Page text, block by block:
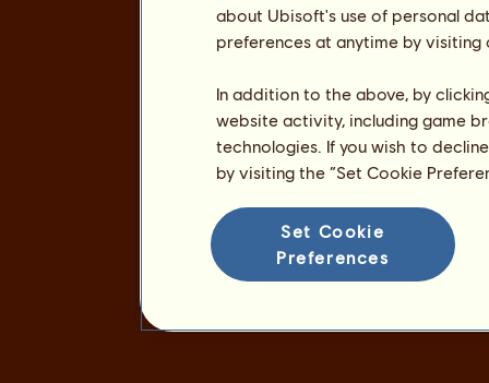
about Ubisoft's use of personal
preferences at anytime by
In addition to the above, by
website activity, including game
technologies. If you wish to
by visiting the “Set Cookie
Set Cookie
Preferences